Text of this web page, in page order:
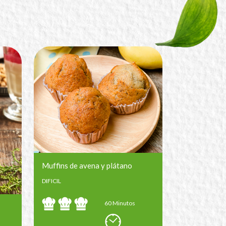
Muffins de avena y plátano
DIFICIL
60 Minutos